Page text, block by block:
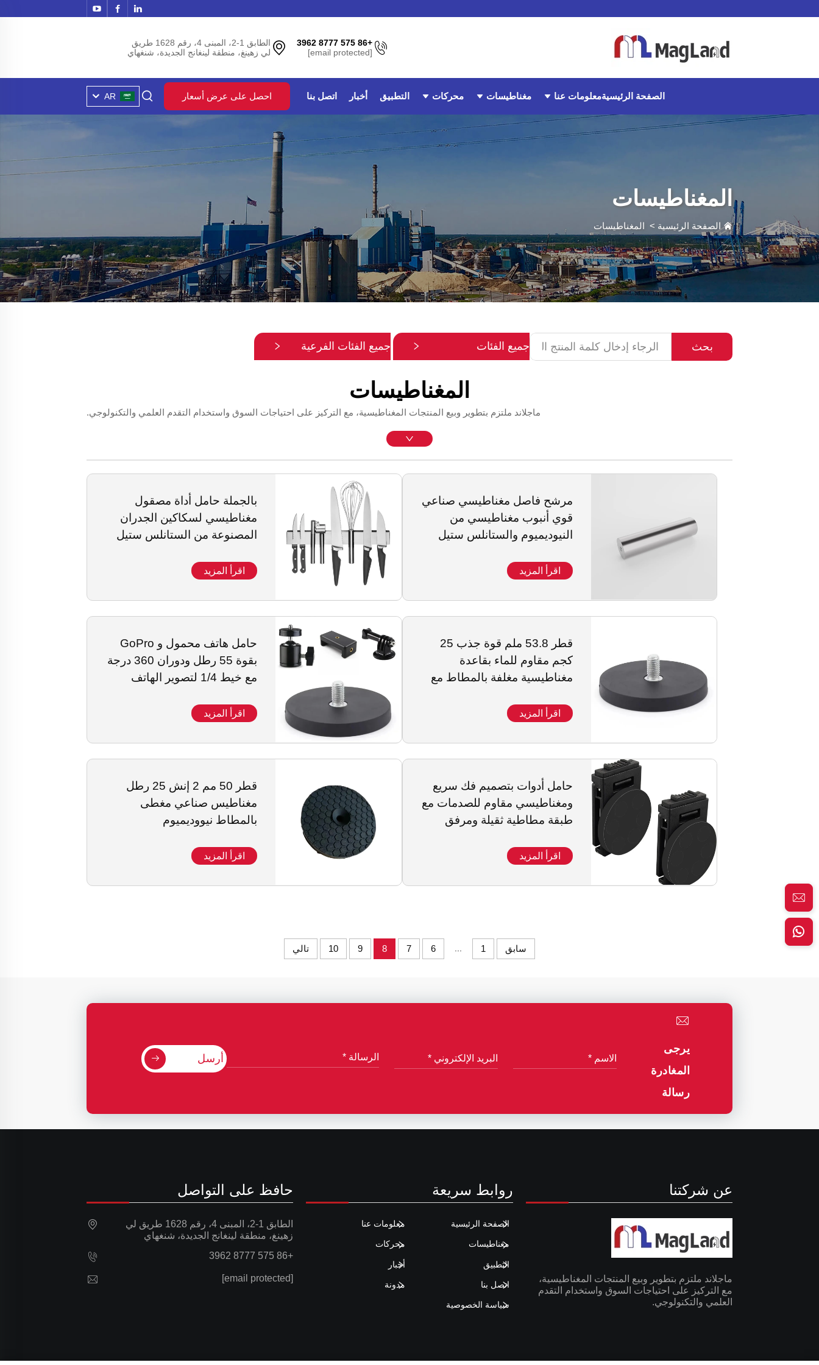
+86 575 8777 3962
[email protected]
الطابق 1-2، المبنى 4، رقم 1628 طريق
لي زهينغ، منطقة لينغانج الجديدة، شنغهاي
الصفحة الرئيسيةمعلومات عنا مغناطيسات محركات التطبيق أخبار اتصل بنا احصل على عرض أسعار AR
المغناطيسات
الصفحة الرئيسية > المغناطيسات
جميع الفئات جميع الفئات الفرعية بحث
المغناطيسات
ماجلاند ملتزم بتطوير وبيع المنتجات المغناطيسية، مع التركيز على احتياجات السوق واستخدام التقدم العلمي والتكنولوجي.
مرشح فاصل مغناطيسي صناعي
قوي أنبوب مغناطيسي من
النيوديميوم والستانلس ستيل
اقرأ المزيد
بالجملة حامل أداة مصقول
مغناطيسي لسكاكين الجدران
المصنوعة من الستانلس ستيل
اقرأ المزيد
قطر 53.8 ملم قوة جذب 25
كجم مقاوم للماء بقاعدة
مغناطيسية مغلفة بالمطاط مع
اقرأ المزيد
حامل هاتف محمول و GoPro
بقوة 55 رطل ودوران 360 درجة
مع خيط 1/4 لتصوير الهاتف
اقرأ المزيد
حامل أدوات بتصميم فك سريع
ومغناطيسي مقاوم للصدمات مع
طبقة مطاطية ثقيلة ومرفق
اقرأ المزيد
قطر 50 مم 2 إنش 25 رطل
مغناطيس صناعي مغطى
بالمطاط نيووديميوم
اقرأ المزيد
سابق 1
6
7
8
9
10 تالي
يرجى
المغادرة
رسالة
أرسل
عن شركتنا
ماجلاند ملتزم بتطوير وبيع المنتجات المغناطيسية،
مع التركيز على احتياجات السوق واستخدام التقدم
العلمي والتكنولوجي.
روابط سريعة
الصفحة الرئيسية معلومات عنا
مغناطيسات محركات
التطبيق أخبار
اتصل بنا مدونة
سياسة الخصوصية
حافظ على التواصل
الطابق 1-2، المبنى 4، رقم 1628 طريق لي
زهينغ، منطقة لينغانج الجديدة، شنغهاي
+86 575 8777 3962
[email protected]